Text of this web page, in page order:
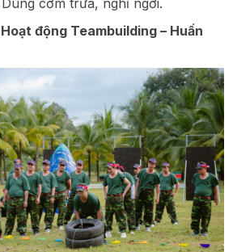
Hoạt động Teambuilding – Huấn